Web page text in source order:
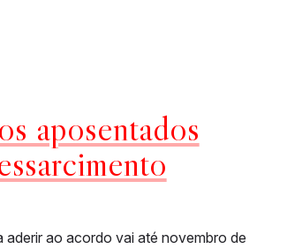
aposentados
aderir ao acordo vai até novembro de